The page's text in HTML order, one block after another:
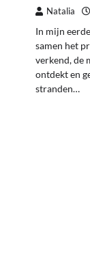
Natalia
In mijn
samen het
verkend, de
ontdekt en
stranden…